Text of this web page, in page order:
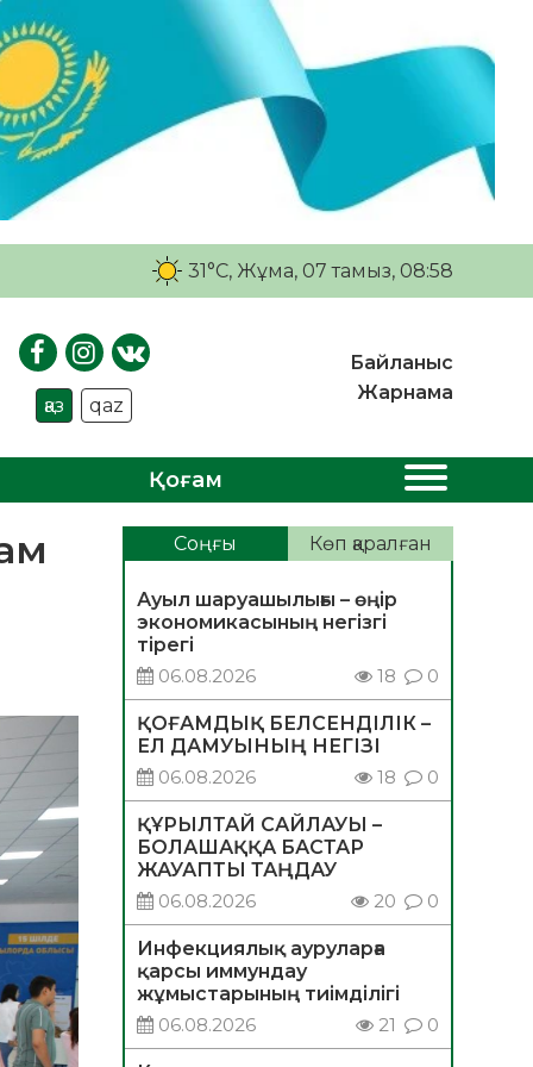
31°C, Жұма, 07 тамыз, 08:58
қаз qaz
Байланыс
Жарнама
Қоғам
Соңғы Көп қаралған
Ауыл шаруашылығы – өңір
экономикасының негізгі
тірегі
06.08.2026
18 0
ҚОҒАМДЫҚ БЕЛСЕНДІЛІК –
ЕЛ ДАМУЫНЫҢ НЕГІЗІ
06.08.2026
18 0
ҚҰРЫЛТАЙ САЙЛАУЫ –
БОЛАШАҚҚА БАСТАР
ЖАУАПТЫ ТАҢДАУ
06.08.2026
20 0
Инфекциялық ауруларға
қарсы иммундау
жұмыстарының тиімділігі
06.08.2026
21 0